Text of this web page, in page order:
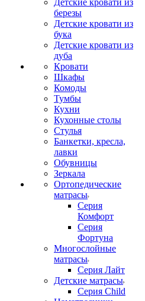
Детские кровати из
березы
Детские кровати из
бука
Детские кровати из
дуба
Кровати
Шкафы
Комоды
Тумбы
Кухни
Кухонные столы
Стулья
Банкетки, кресла,
лавки
Обувницы
Зеркала
Ортопедические
матрасы
Серия
Комфорт
Серия
Фортуна
Многослойные
матрасы
Серия Лайт
Детские матрасы
Серия Child